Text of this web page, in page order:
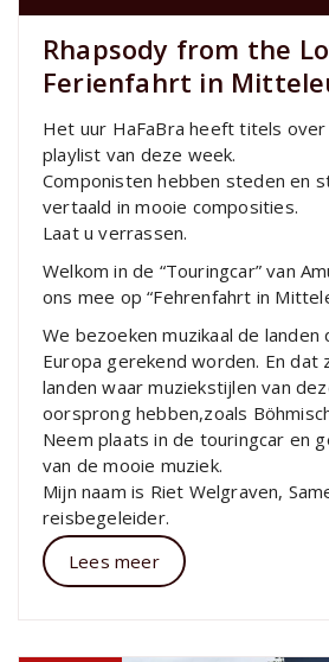
Rhapsody from the
Ferienfahrt in
Het uur HaFaBra heeft titels
playlist van deze week.
Componisten hebben steden en
vertaald in mooie composities.
Laat u verrassen.
Welkom in de “Touringcar” van
ons mee op “Fehrenfahrt in
We bezoeken muzikaal de
Europa gerekend worden. En dat
landen waar muziekstijlen van
oorsprong hebben,zoals
Neem plaats in de touringcar en
van de mooie muziek.
Mijn naam is Riet Welgraven,
reisbegeleider.
Lees meer